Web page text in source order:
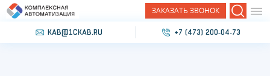
ЗАКАЗАТЬ ЗВОНОК Поиск
KAB@1CKAB.RU +7 (473) 200‐04‐73